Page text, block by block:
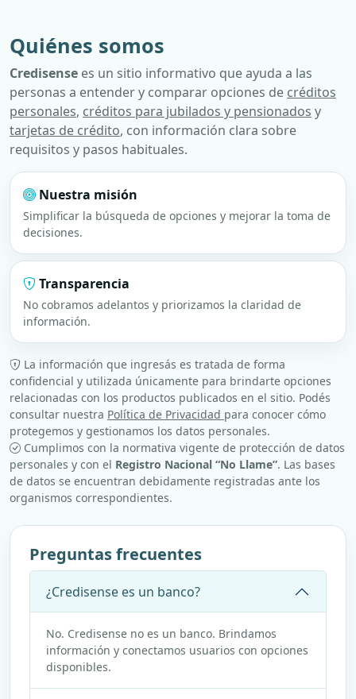
Quiénes somos
Credisense es un sitio informativo que ayuda a las
personas a entender y comparar opciones de créditos
personales, créditos para jubilados y pensionados y
tarjetas de crédito, con información clara sobre
requisitos y pasos habituales.
Nuestra misión
Simplificar la búsqueda de opciones y mejorar la toma de
decisiones.
Transparencia
No cobramos adelantos y priorizamos la claridad de
información.
La información que ingresás es tratada de forma
confidencial y utilizada únicamente para brindarte opciones
relacionadas con los productos publicados en el sitio. Podés
consultar nuestra Política de Privacidad para conocer cómo
protegemos y gestionamos los datos personales.
Cumplimos con la normativa vigente de protección de datos
personales y con el Registro Nacional “No Llame”. Las bases
de datos se encuentran debidamente registradas ante los
organismos correspondientes.
Preguntas frecuentes
¿Credisense es un banco?
No. Credisense no es un banco. Brindamos
información y conectamos usuarios con opciones
disponibles.